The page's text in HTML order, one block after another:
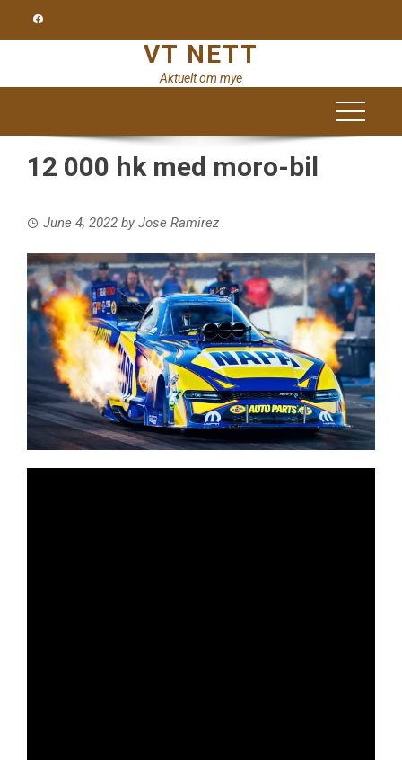
VT NETT
Aktuelt om mye
12 000 hk med moro-bil
June 4, 2022 by Jose Ramirez